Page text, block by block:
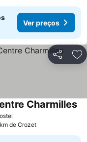
Ver preços
Partilhar
Charmilles
de Crozet